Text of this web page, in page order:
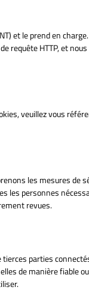
et le prend en
requête HTTP, et
veuillez vous
les mesures de
les personnes
revues.
parties
de manière fiable